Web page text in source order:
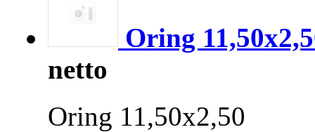
Oring
netto
Oring 11,50x2,50